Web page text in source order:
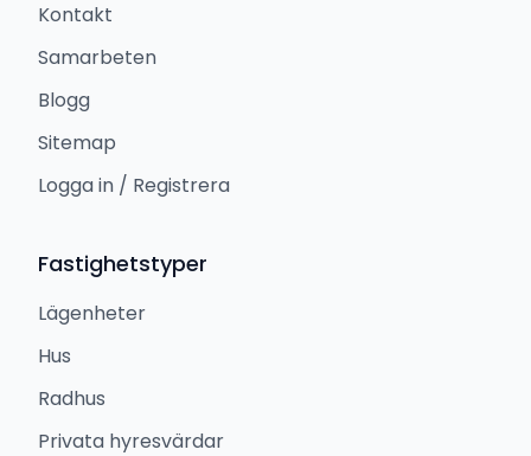
Kontakt
Samarbeten
Blogg
Sitemap
Logga in / Registrera
Fastighetstyper
Lägenheter
Hus
Radhus
Privata hyresvärdar